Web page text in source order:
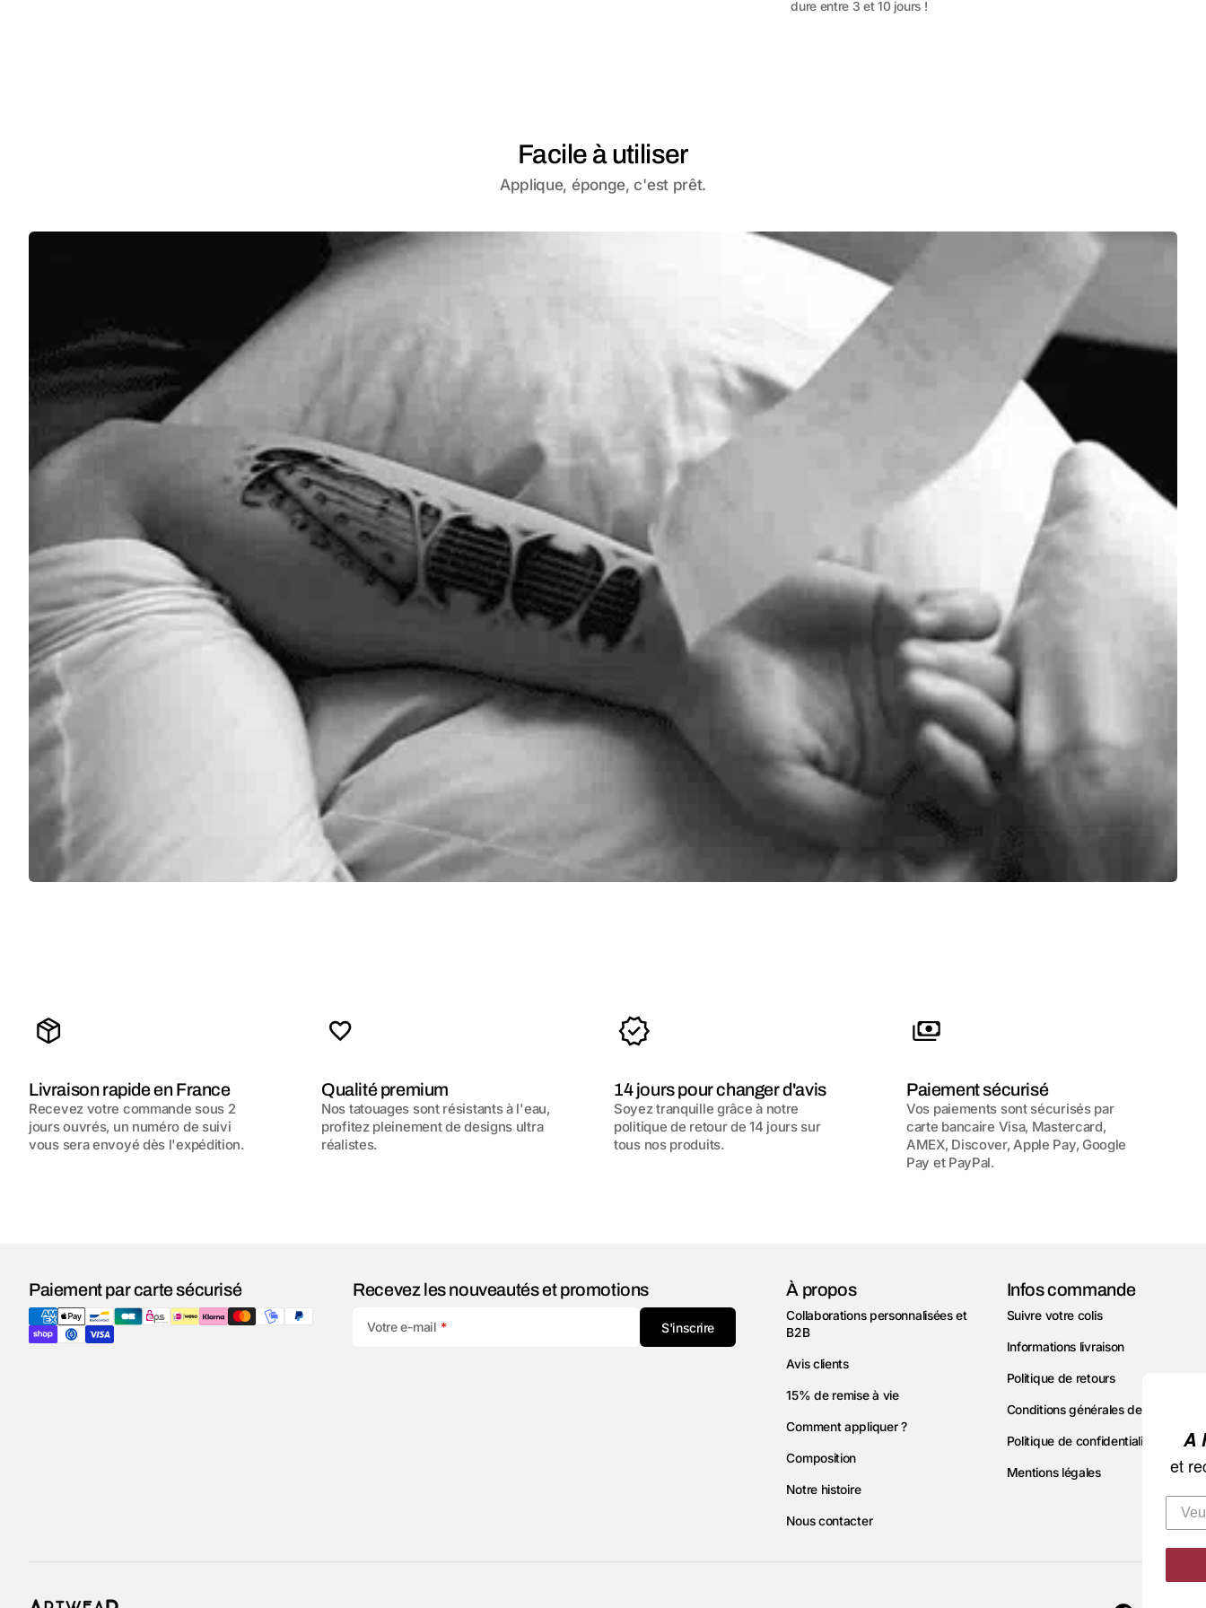
dure entre 3 et 10 jours !
Facile à utiliser
Applique, éponge, c'est prêt.
Livraison rapide en France
Recevez votre commande sous 2
jours ouvrés, un numéro de suivi
vous sera envoyé dès l'expédition.
Qualité premium
Nos tatouages sont résistants à l'eau,
profitez pleinement de designs ultra
réalistes.
14 jours pour changer d'avis
Soyez tranquille grâce à notre
politique de retour de 14 jours sur
tous nos produits.
Paiement sécurisé
Vos paiements sont sécurisés par
carte bancaire Visa, Mastercard,
AMEX, Discover, Apple Pay, Google
Pay et PayPal.
Paiement par carte sécurisé Recevez les nouveautés et promotions
Votre e-mail S'inscrire
À propos
Collaborations personnalisées et
B2B
Avis clients
15% de remise à vie
Comment appliquer ?
Composition
Notre histoire
Nous contacter
Infos commande
Suivre votre colis
Informations livraison
Politique de retours
Conditions générales de vente
Politique de confidentialité
Mentions légales
INSCRIVEZ-VOUS
A NOTRE NEWSLETTER
et recevez une remise de 10%!